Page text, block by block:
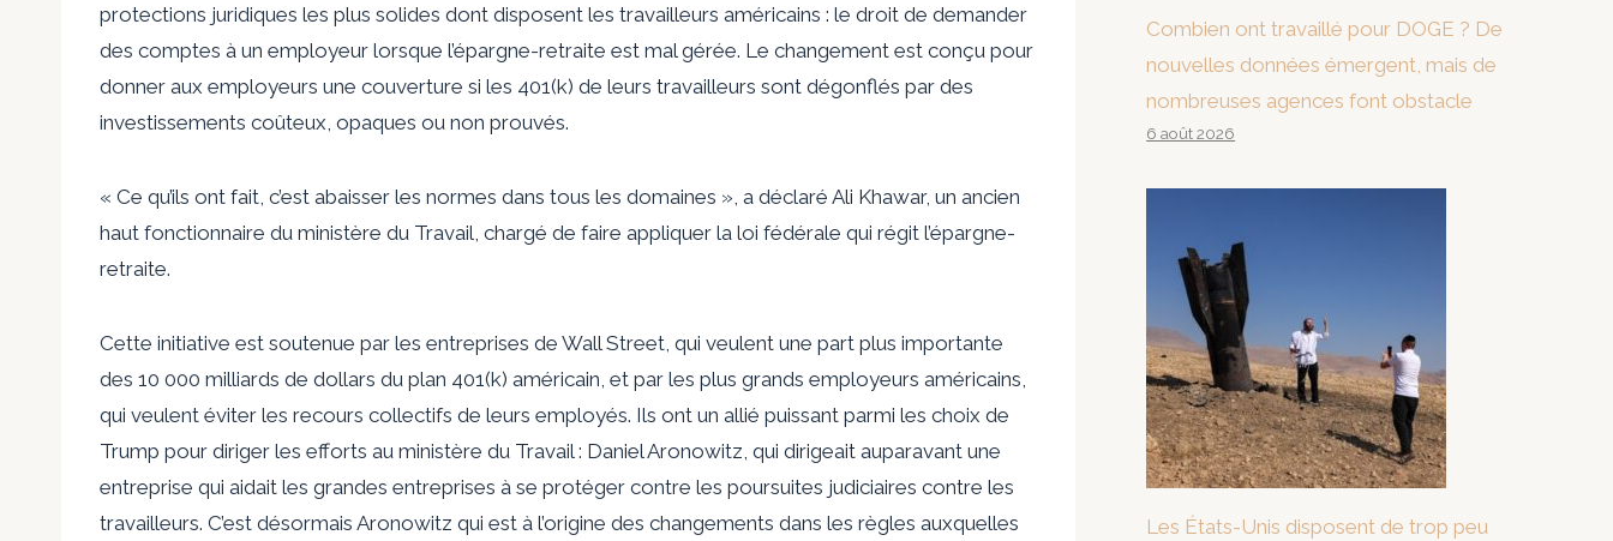
protections juridiques les plus solides dont disposent les travailleurs américains : le droit de demander
des comptes à un employeur lorsque l’épargne-retraite est mal gérée. Le changement est conçu pour
donner aux employeurs une couverture si les 401(k) de leurs travailleurs sont dégonflés par des
investissements coûteux, opaques ou non prouvés.
« Ce qu’ils ont fait, c’est abaisser les normes dans tous les domaines », a déclaré Ali Khawar, un ancien
haut fonctionnaire du ministère du Travail, chargé de faire appliquer la loi fédérale qui régit l’épargne-
retraite.
Cette initiative est soutenue par les entreprises de Wall Street, qui veulent une part plus importante
des 10 000 milliards de dollars du plan 401(k) américain, et par les plus grands employeurs américains,
qui veulent éviter les recours collectifs de leurs employés. Ils ont un allié puissant parmi les choix de
Trump pour diriger les efforts au ministère du Travail : Daniel Aronowitz, qui dirigeait auparavant une
entreprise qui aidait les grandes entreprises à se protéger contre les poursuites judiciaires contre les
travailleurs. C’est désormais Aronowitz qui est à l’origine des changements dans les règles auxquelles
Combien ont travaillé pour DOGE ? De
nouvelles données émergent, mais de
nombreuses agences font obstacle
6 août 2026
Les États-Unis disposent de trop peu